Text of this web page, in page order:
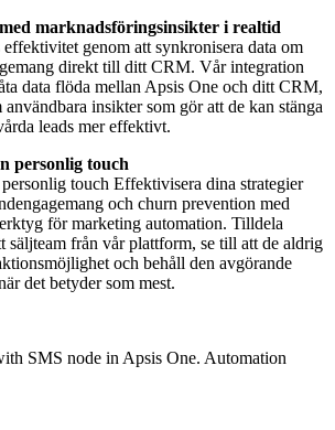
marknadsföringsinsikter i realtid
genom att synkronisera data om
direkt till ditt CRM. Vår integration
data flöda mellan Apsis One och ditt CRM,
insikter som gör att de kan stänga
leads mer effektivt.
personlig touch
touch Effektivisera dina strategier
och churn prevention med
för marketing automation. Tilldela
från vår plattform, se till att de aldrig
och behåll den avgörande
det betyder som mest.